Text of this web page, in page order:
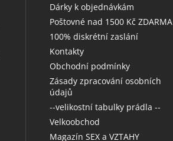
Dárky k objednávkám
Poštovné nad 1500 Kč ZDARMA
100% diskrétní zaslání
Kontakty
Obchodní podmínky
Zásady zpracování osobních
údajů
--velikostní tabulky prádla --
Velkoobchod
Magazín SEX a VZTAHY